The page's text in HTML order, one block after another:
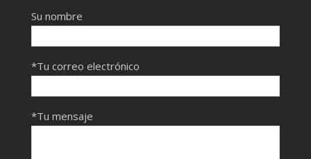
Su nombre
*Tu correo electrónico
*Tu mensaje